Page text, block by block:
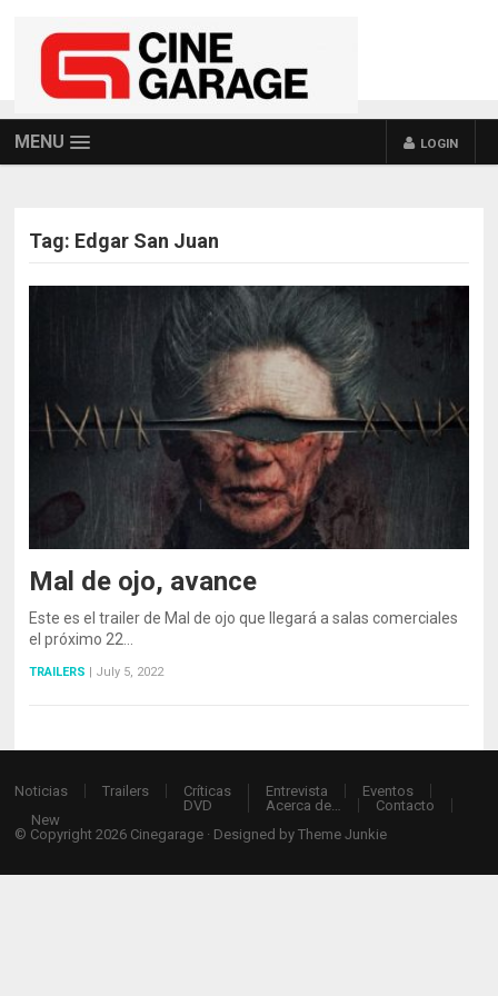
MENU LOGIN
Tag: Edgar San Juan
Mal de ojo, avance
Este es el trailer de Mal de ojo que llegará a salas comerciales
el próximo 22…
TRAILERS July 5, 2022
Noticias Trailers
Críticas
DVD
Entrevista
Eventos
Acerca de…
Contacto
New
© Copyright 2026 Cinegarage · Designed byTheme Junkie